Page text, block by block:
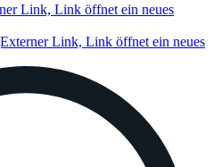
Link, Link öffnet ein neues
Link, Link öffnet ein neues